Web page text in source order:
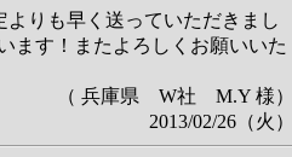
りも早く送っていただきまし
ます！またよろしくお願いいた
（ 兵庫県 W社 M.Y 様）
2013/02/26（火）